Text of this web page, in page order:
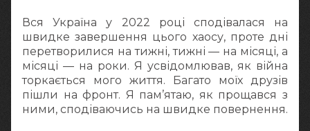
Вся Україна у 2022 році сподівалася на
швидке завершення цього хаосу, проте дні
перетворилися на тижні, тижні — на місяці, а
місяці — на роки. Я усвідомлював, як війна
торкається мого життя. Багато моїх друзів
пішли на фронт. Я пам’ятаю, як прощався з
ними, сподіваючись на швидке повернення.